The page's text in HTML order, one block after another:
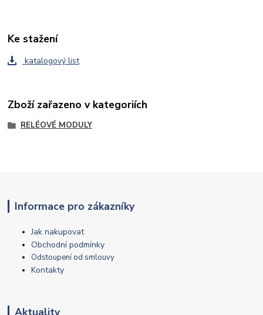
Ke stažení
katalogový list
Zboží zařazeno v kategoriích
RELÉOVÉ MODULY
Informace pro zákazníky
Jak nakupovat
Obchodní podmínky
Odstoupení od smlouvy
Kontakty
Aktuality